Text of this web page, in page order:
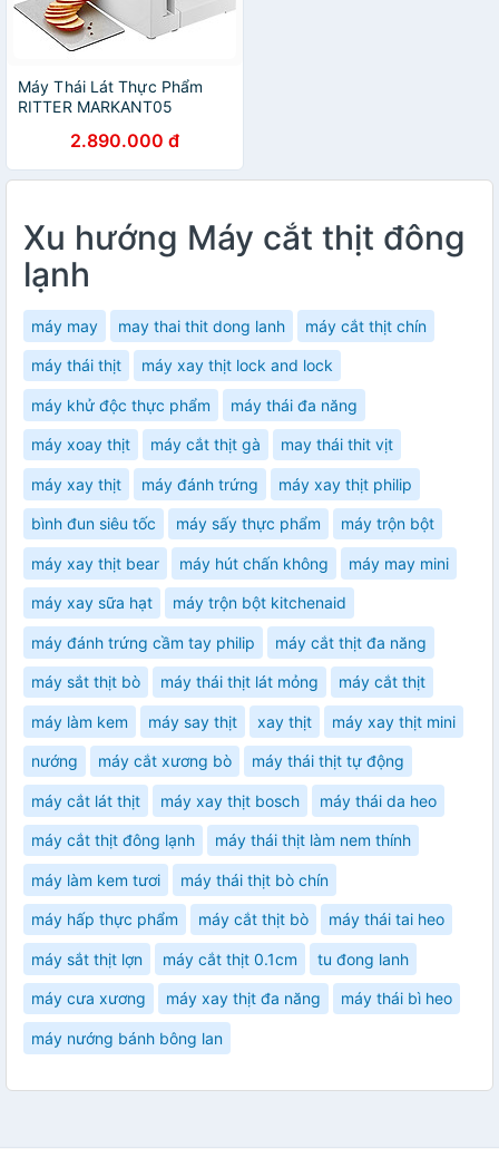
Máy Thái Lát Thực Phẩm
RITTER MARKANT05
Từ Đức2.890.000 đ
Xu hướng Máy cắt thịt đông
lạnh
máy may may thai thit dong lanh máy cắt thịt chín
máy thái thịt máy xay thịt lock and lock
máy khử độc thực phẩm máy thái đa năng
máy xoay thịt máy cắt thịt gà may thái thit vịt
máy xay thịt máy đánh trứng máy xay thịt philip
bình đun siêu tốc máy sấy thực phẩm máy trộn bột
máy xay thịt bear máy hút chấn không máy may mini
máy xay sữa hạt máy trộn bột kitchenaid
máy đánh trứng cầm tay philip máy cắt thịt đa năng
máy sắt thịt bò máy thái thịt lát mỏng máy cắt thịt
máy làm kem máy say thịt xay thịt máy xay thịt mini
nướng máy cắt xương bò máy thái thịt tự động
máy cắt lát thịt máy xay thịt bosch máy thái da heo
máy cắt thịt đông lạnh máy thái thịt làm nem thính
máy làm kem tươi máy thái thịt bò chín
máy hấp thực phẩm máy cắt thịt bò máy thái tai heo
máy sắt thịt lợn máy cắt thịt 0.1cm tu đong lanh
máy cưa xương máy xay thịt đa năng máy thái bì heo
máy nướng bánh bông lan